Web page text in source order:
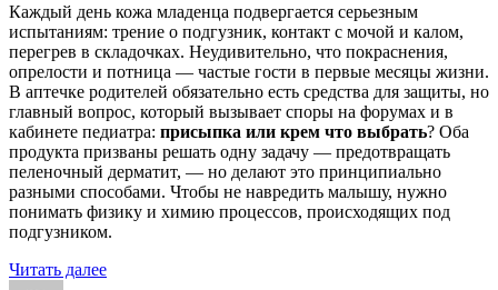
Каждый день кожа младенца подвергается серьезным
испытаниям: трение о подгузник, контакт с мочой и калом,
перегрев в складочках. Неудивительно, что покраснения,
опрелости и потница — частые гости в первые месяцы жизни.
В аптечке родителей обязательно есть средства для защиты, но
главный вопрос, который вызывает споры на форумах и в
кабинете педиатра: присыпка или крем что выбрать? Оба
продукта призваны решать одну задачу — предотвращать
пеленочный дерматит, — но делают это принципиально
разными способами. Чтобы не навредить малышу, нужно
понимать физику и химию процессов, происходящих под
подгузником.
Читать далее«Присыпка